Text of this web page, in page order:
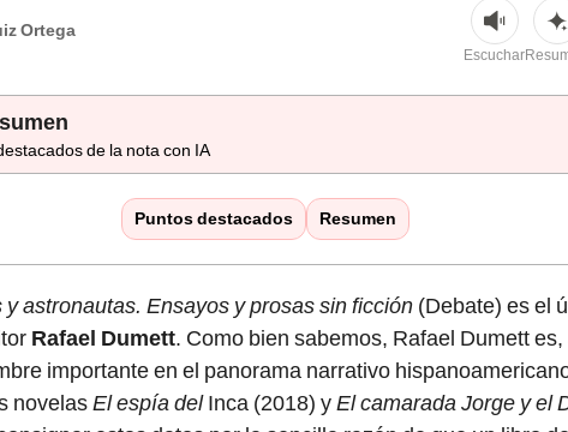
Ortega
Escuchar
de la nota con IA
Puntos destacados Resumen
astronautas. Ensayos y prosas sin ficción (Debate) es el
Rafael Dumett. Como bien sabemos, Rafael Dumett es,
importante en el panorama narrativo
novelasEl espía delInca (2018) yEl camarada Jorge y el